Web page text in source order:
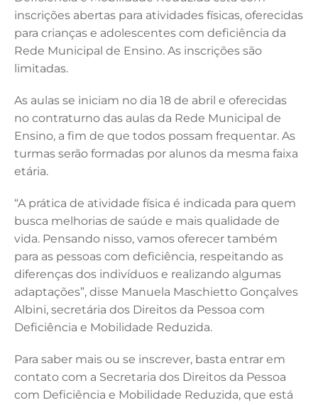
e
b
o
o
k
e
dI
n
te
r
l
s
A
p
inscrições abertas para atividades físicas, oferecidas
para crianças e adolescentes com deficiência da
Rede Municipal de Ensino. As inscrições são
limitadas.
As aulas se iniciam no dia 18 de abril e oferecidas
no contraturno das aulas da Rede Municipal de
Ensino, a fim de que todos possam frequentar. As
turmas serão formadas por alunos da mesma faixa
etária.
“A prática de atividade física é indicada para quem
busca melhorias de saúde e mais qualidade de
vida. Pensando nisso, vamos oferecer também
para as pessoas com deficiência, respeitando as
diferenças dos indivíduos e realizando algumas
adaptações”, disse Manuela Maschietto Gonçalves
Albini, secretária dos Direitos da Pessoa com
Deficiência e Mobilidade Reduzida.
Para saber mais ou se inscrever, basta entrar em
contato com a Secretaria dos Direitos da Pessoa
com Deficiência e Mobilidade Reduzida, que está